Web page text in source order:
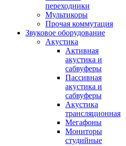
переходники
Мультикоры
Прочая коммутация
Звуковое оборудование
Акустика
Активная
акустика и
сабвуферы
Пассивная
акустика и
сабвуферы
Акустика
трансляционная
Мегафоны
Мониторы
студийные